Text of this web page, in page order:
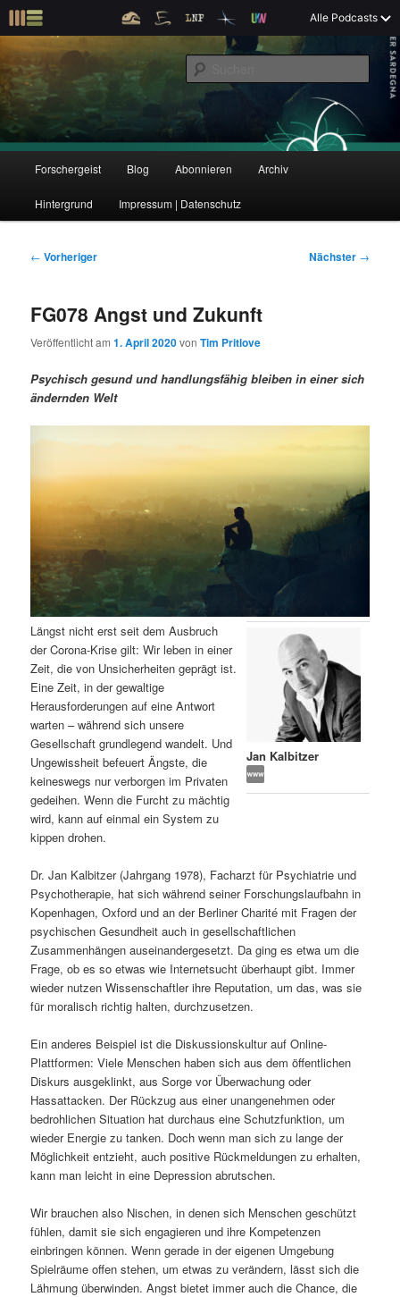
m
p
r
i
ä
Alle Podcasts
Forschergeist
Der Interview-Podcast zu Bildung und Forschung
u
e
p
Z
u
r
m
ä
r
n
I
n
h
a
l
t
s
r
i
n
g
e
Z
u
e
u
n
d
r
e
n
I
n
h
a
l
s
p
r
n
n
Forschergeist Blog Abonnieren Archiv
Hintergrund Impressum | Datenschutz
B
t
a
s
n
a
v
g
a
t
i
o
n
← Vorheriger Nächster →
FG078 Angst und Zukunft
Veröffentlicht am1. April 2020vonTim Pritlove
Psychisch gesund und handlungsfähig bleiben in einer sich
ändernden Welt
Jan Kalbitzer
Längst nicht erst seit dem Ausbruch
der Corona-Krise gilt: Wir leben in einer
Zeit, die von Unsicherheiten geprägt ist.
Eine Zeit, in der gewaltige
Herausforderungen auf eine Antwort
warten – während sich unsere
Gesellschaft grundlegend wandelt. Und
Ungewissheit befeuert Ängste, die
keineswegs nur verborgen im Privaten
gedeihen. Wenn die Furcht zu mächtig
wird, kann auf einmal ein System zu
kippen drohen.
Dr. Jan Kalbitzer (Jahrgang 1978), Facharzt für Psychiatrie und
Psychotherapie, hat sich während seiner Forschungslaufbahn in
Kopenhagen, Oxford und an der Berliner Charité mit Fragen der
psychischen Gesundheit auch in gesellschaftlichen
Zusammenhängen auseinandergesetzt. Da ging es etwa um die
Frage, ob es so etwas wie Internetsucht überhaupt gibt. Immer
wieder nutzen Wissenschaftler ihre Reputation, um das, was sie
für moralisch richtig halten, durchzusetzen.
Ein anderes Beispiel ist die Diskussionskultur auf Online-
Plattformen: Viele Menschen haben sich aus dem öffentlichen
Diskurs ausgeklinkt, aus Sorge vor Überwachung oder
Hassattacken. Der Rückzug aus einer unangenehmen oder
bedrohlichen Situation hat durchaus eine Schutzfunktion, um
wieder Energie zu tanken. Doch wenn man sich zu lange der
Möglichkeit entzieht, auch positive Rückmeldungen zu erhalten,
kann man leicht in eine Depression abrutschen.
Wir brauchen also Nischen, in denen sich Menschen geschützt
fühlen, damit sie sich engagieren und ihre Kompetenzen
einbringen können. Wenn gerade in der eigenen Umgebung
Spielräume offen stehen, um etwas zu verändern, lässt sich die
Lähmung überwinden. Angst bietet immer auch die Chance, die